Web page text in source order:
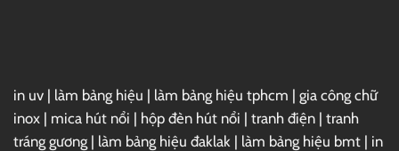
in uv | làm bảng hiệu | làm bảng hiệu tphcm | gia công chữ
inox | mica hút nổi | hộp đèn hút nổi | tranh điện | tranh
tráng gương | làm bảng hiệu đaklak | làm bảng hiệu bmt | in